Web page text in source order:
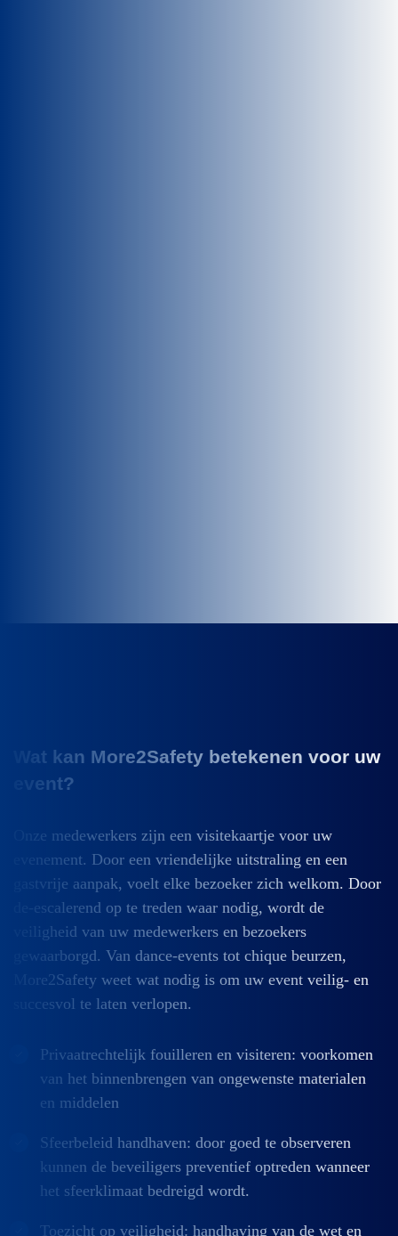
Wat kan More2Safety betekenen voor uw
event?
Onze medewerkers zijn een visitekaartje voor uw
evenement. Door een vriendelijke uitstraling en een
gastvrije aanpak, voelt elke bezoeker zich welkom. Door
de-escalerend op te treden waar nodig, wordt de
veiligheid van uw medewerkers en bezoekers
gewaarborgd. Van dance-events tot chique beurzen,
More2Safety weet wat nodig is om uw event veilig- en
succesvol te laten verlopen.
Privaatrechtelijk fouilleren en visiteren: voorkomen
van het binnenbrengen van ongewenste materialen
en middelen
Sfeerbeleid handhaven: door goed te observeren
kunnen de beveiligers preventief optreden wanneer
het sfeerklimaat bedreigd wordt.
Toezicht op veiligheid: handhaving van de wet en